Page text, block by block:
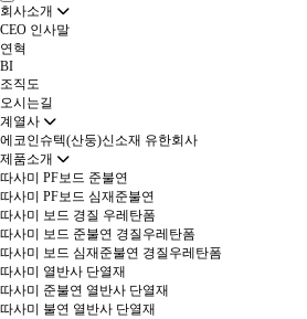
회사소개
CEO 인사말
연혁
BI
조직도
오시는길
계열사
에코인슈텍(산둥)신소재 유한회사
제품소개
따사미 PF보드 준불연
따사미 PF보드 심재준불연
따사미 보드 경질 우레탄폼
따사미 보드 준불연 경질우레탄폼
따사미 보드 심재준불연 경질우레탄폼
따사미 열반사 단열재
따사미 준불연 열반사 단열재
따사미 불연 열반사 단열재